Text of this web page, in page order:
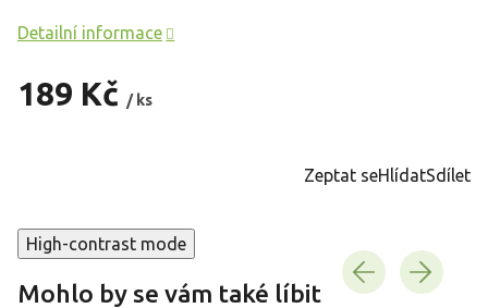
189 Kč / ks
Detailní informace
Zeptat seHlídatSdílet
High-contrast mode
Mohlo by se vám také líbit